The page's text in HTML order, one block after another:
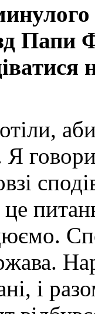
Папи
Я
це
і